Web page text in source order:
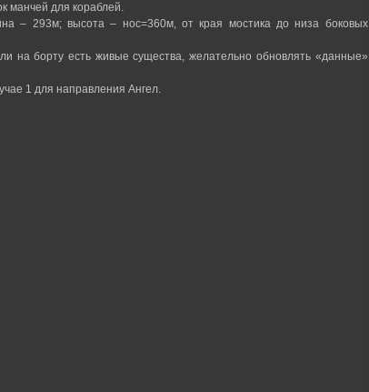
манчей для кораблей.
– 293м; высота – нос=360м, от края мостика до низа боковых
на борту есть живые существа, желательно обновлять «данные»
1 для направления Ангел.